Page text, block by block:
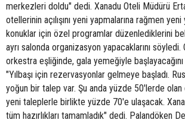
merkezleri doldu" dedi. Xanadu Oteli Müdürü
otellerinin açılışını yeni yapmalarına rağmen
konuklar için özel programlar düzenlediklerini
ayrı salonda organizasyon yapacaklarını söyledi.
orkestra eşliğinde, gala yemeğiyle
"Yılbaşı için rezervasyonlar gelmeye başladı.
yoğun bir talep var. Şu anda yüzde 50'lerde olan
yeni taleplerle birlikte yüzde 70'e ulaşacak.
tüm hazırlıkları tamamladık" dedi. Palandöken